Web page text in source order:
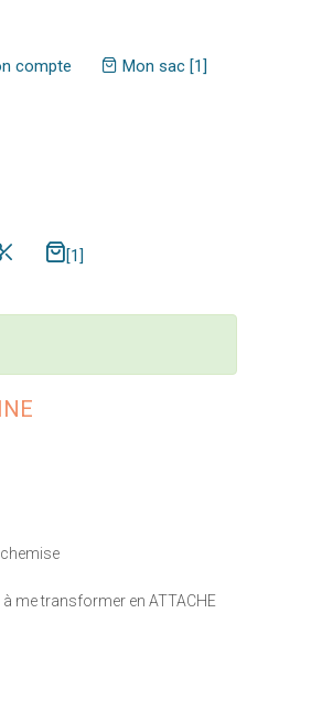
compte Mon sac [1]
[1]
à me transformer en ATTACHE